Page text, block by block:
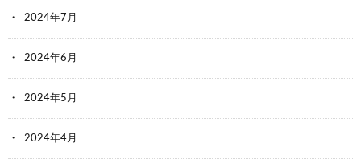
2024年7月
2024年6月
2024年5月
2024年4月